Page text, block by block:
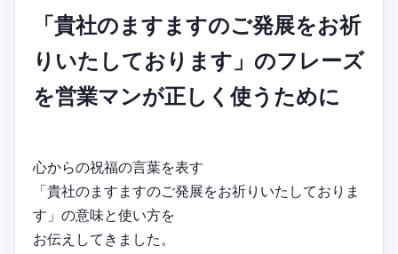
「貴社のますますのご発展をお祈
りいたしております」のフレーズ
を営業マンが正しく使うために
心からの祝福の言葉を表す
「貴社のますますのご発展をお祈りいたしておりま
す」の意味と使い方を
お伝えしてきました。